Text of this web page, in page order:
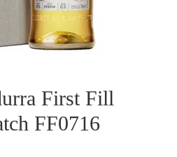
First Fill
FF0716